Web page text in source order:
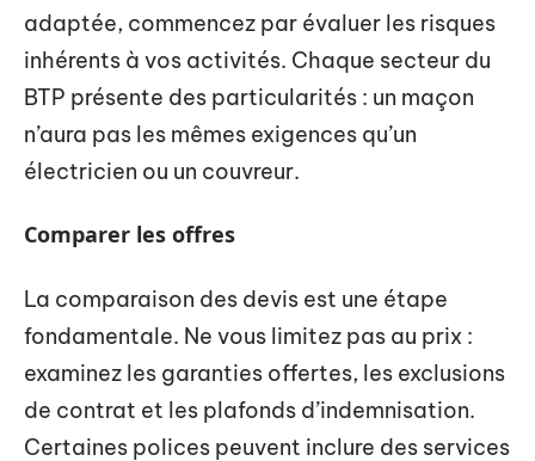
adaptée, commencez par évaluer les risques
inhérents à vos activités. Chaque secteur du
BTP présente des particularités : un maçon
n’aura pas les mêmes exigences qu’un
électricien ou un couvreur.
Comparer les offres
La comparaison des devis est une étape
fondamentale. Ne vous limitez pas au prix :
examinez les garanties offertes, les exclusions
de contrat et les plafonds d’indemnisation.
Certaines polices peuvent inclure des services